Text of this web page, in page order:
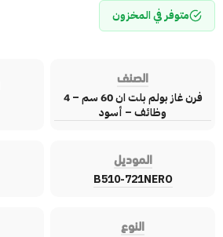
متوفر في المخزون
الصنف
فرن غاز بولم بلت ان 60 سم – 4
وظائف – أسود
الموديل
B510-721NERO
النوع